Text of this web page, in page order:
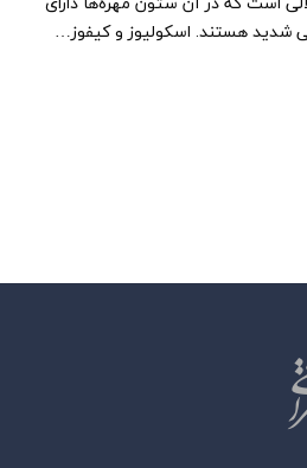
شدید هستند. اسکولیوز و کیفوز…